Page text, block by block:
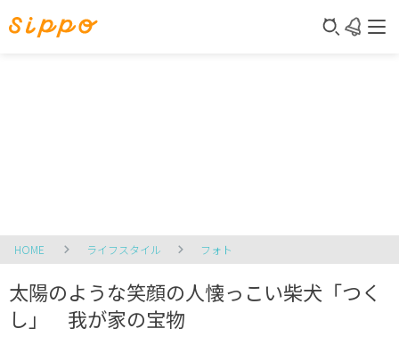
HOME ライフスタイル フォト
太陽のような笑顔の人懐っこい柴犬「つく
し」 我が家の宝物